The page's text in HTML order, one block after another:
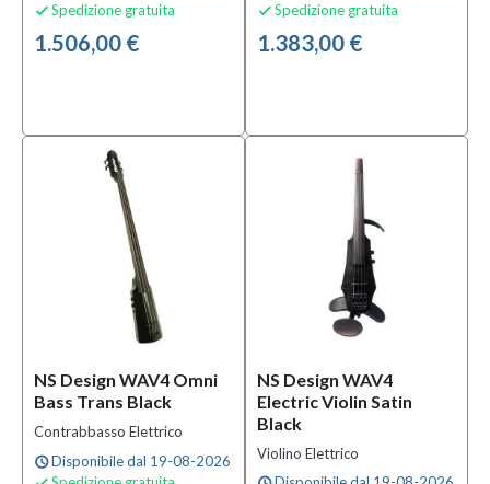
 Spedizione gratuita
1.506,00 €
 Spedizione gratuita
1.383,00 €
NS Design WAV4 Omni
Bass Trans Black
Contrabbasso Elettrico
scheduleDisponibile dal 19-08-2026
NS Design WAV4
Electric Violin Satin
Black
Violino Elettrico